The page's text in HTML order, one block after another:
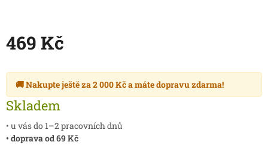
469 Kč
cena:
🚚 Nakupte ještě za2 000 Kča mátedopravu zdarma!
Skladem
• u vás do 1–2 pracovních dnů
• doprava od 69 Kč